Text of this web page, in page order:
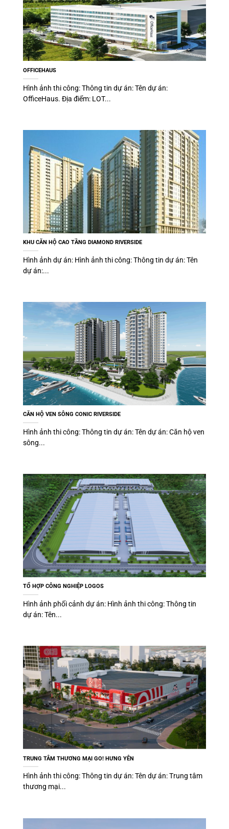
OFFICEHAUS
Hình ảnh thi công: Thông tin dự án: Tên dự án:
OfficeHaus. Địa điểm: LOT...
KHU CĂN HỘ CAO TẦNG DIAMOND RIVERSIDE
Hình ảnh dự án: Hình ảnh thi công: Thông tin dự án: Tên
dự án:...
CĂN HỘ VEN SÔNG CONIC RIVERSIDE
Hình ảnh thi công: Thông tin dự án: Tên dự án: Căn hộ ven
sông...
TỔ HỢP CÔNG NGHIỆP LOGOS
Hình ảnh phối cảnh dự án: Hình ảnh thi công: Thông tin
dự án: Tên...
TRUNG TÂM THƯƠNG MẠI GO! HƯNG YÊN
Hình ảnh thi công: Thông tin dự án: Tên dự án: Trung tâm
thương mại...